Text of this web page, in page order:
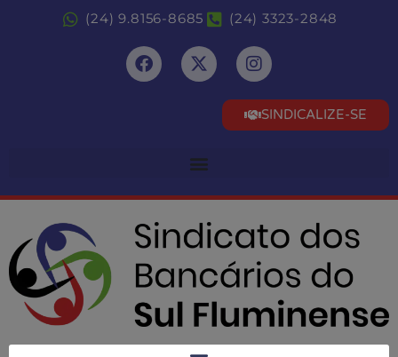
(24) 9.8156-8685 (24) 3323-2848
SINDICALIZE-SE